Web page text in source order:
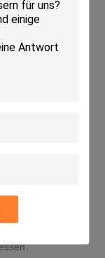
1650, etc.
(ohne